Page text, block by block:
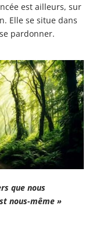
est ailleurs, sur
Elle se situe dans
pardonner.
que nous
nous-même »